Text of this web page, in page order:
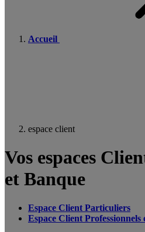
Accueil
espace client
Vos espaces
et Banque
Espace Client Particuliers
Espace Client Professionnels